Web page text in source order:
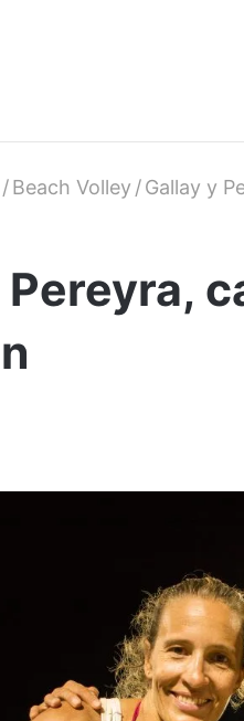
/Beach Volley /Gallay y
Pereyra,